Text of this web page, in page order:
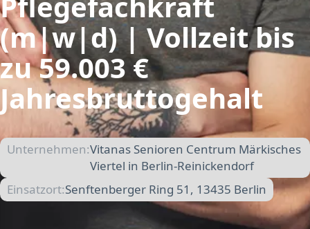
(m|w|d) | Vollzeit bis
zu 59.003 €
Jahresbruttogehalt
Unternehmen:Vitanas Senioren Centrum Märkisches
Viertel in Berlin-Reinickendorf
Einsatzort:Senftenberger Ring 51, 13435 Berlin